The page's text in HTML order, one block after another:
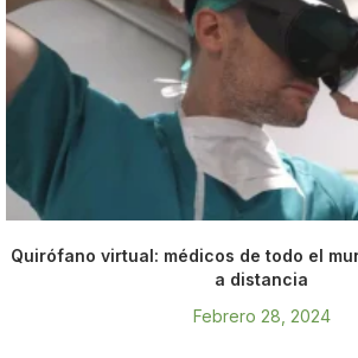
Quirófano virtual: médicos de todo el
a distancia
Febrero 28, 2024